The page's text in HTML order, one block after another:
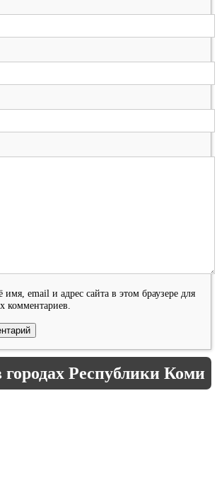
имя, email и адрес сайта в этом браузере для
Республики Коми